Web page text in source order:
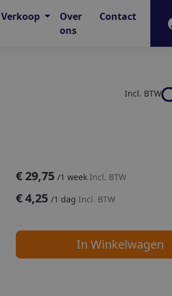
Verkoop
Over
ons
Contact
Incl. BTW
€4,25 /1 dag Incl. BTW
€ 29,75 /1 week Incl. BTW
In Winkelwagen